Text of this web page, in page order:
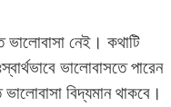
ভালোবাসা নেই। কথাটি
ভালোবাসতে পারেন
বিদ্যমান থাকবে।